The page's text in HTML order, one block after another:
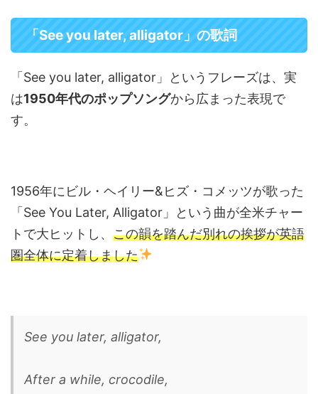
「See you later, alligator」の歌詞
「See you later, alligator」というフレーズは、実
は1950年代のポップソングから広まった表現で
す。
1956年にビル・ヘイリー&ヒズ・コメッツが歌った
「See You Later, Alligator」という曲が全米チャー
トで大ヒットし、 この韻を踏んだ別れの挨拶が英語
圏全体に定着しました
See you later, alligator,
After a while, crocodile,